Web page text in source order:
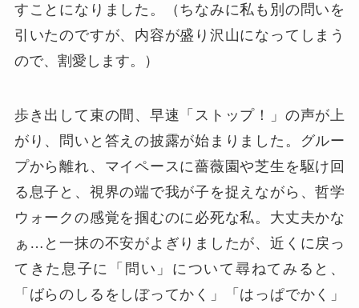
すことになりました。（ちなみに私も別の問いを
引いたのですが、内容が盛り沢山になってしまう
ので、割愛します。）
歩き出して束の間、早速「ストップ！」の声が上
がり、問いと答えの披露が始まりました。グルー
プから離れ、マイペースに薔薇園や芝生を駆け回
る息子と、視界の端で我が子を捉えながら、哲学
ウォークの感覚を掴むのに必死な私。大丈夫かな
ぁ…と一抹の不安がよぎりましたが、近くに戻っ
てきた息子に「問い」について尋ねてみると、
「ばらのしるをしぼってかく」「はっぱでかく」